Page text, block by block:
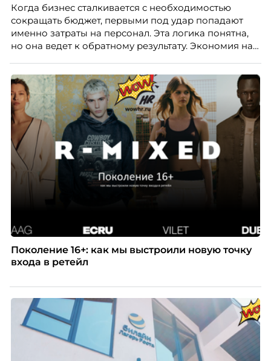
Когда бизнес сталкивается с необходимостью
сокращать бюджет, первыми под удар попадают
именно затраты на персонал. Эта логика понятна,
но она ведет к обратному результату. Экономия на
значит – сокращает доходы бизнеса.
Поколение 16+: как мы выстроили новую точку
входа в ретейл